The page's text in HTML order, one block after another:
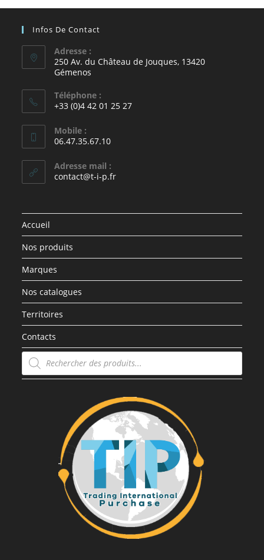
Infos De Contact
Adresse :
250 Av. du Château de Jouques, 13420
Gémenos
Téléphone :
+33 (0)4 42 01 25 27
Mobile :
06.47.35.67.10
Adresse mail :
contact@t-i-p.fr
Accueil
Nos produits
Marques
Nos catalogues
Territoires
Contacts
Recherche
de
produits